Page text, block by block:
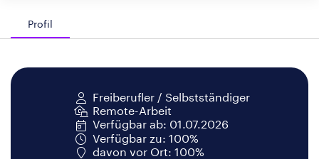
Profil
Freiberufler / Selbstständiger
Remote-Arbeit
Verfügbar ab: 01.07.2026
Verfügbar zu: 100%
davon vor Ort: 100%